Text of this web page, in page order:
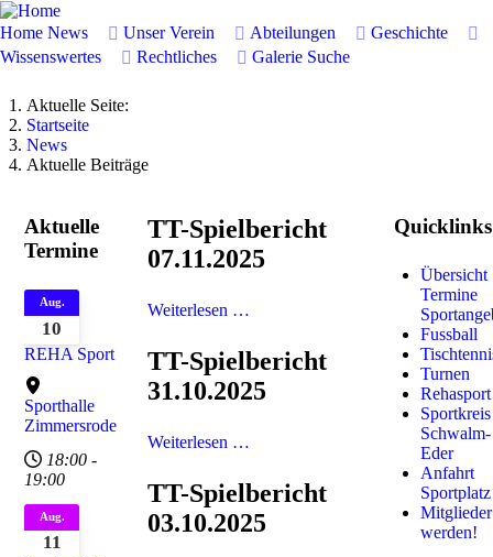
Home News Unser Verein Abteilungen
Geschichte
Wissenswertes
Rechtliches Galerie Suche
Aktuelle Seite:
Startseite
News
Aktuelle Beiträge
Aktuelle
Termine
10
Aug.
REHA Sport
Sporthalle
Zimmersrode
18:00 -
19:00
11
Aug.
TT-Spielbericht
07.11.2025
Weiterlesen …
TT-Spielbericht
31.10.2025
Weiterlesen …
TT-Spielbericht
03.10.2025
Quicklinks
Übersicht
Termine
Fussball
Turnen
Rehasport
Sportkreis
Schwalm-
Eder
Anfahrt
Sportplatz
Mitglieder
werden!